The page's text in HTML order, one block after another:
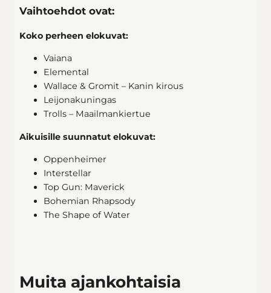
Vaihtoehdot ovat:
Koko perheen elokuvat:
Vaiana
Elemental
Wallace & Gromit – Kanin kirous
Leijonakuningas
Trolls – Maailmankiertue
Aikuisille suunnatut elokuvat:
Oppenheimer
Interstellar
Top Gun: Maverick
Bohemian Rhapsody
The Shape of Water
Muita ajankohtaisia